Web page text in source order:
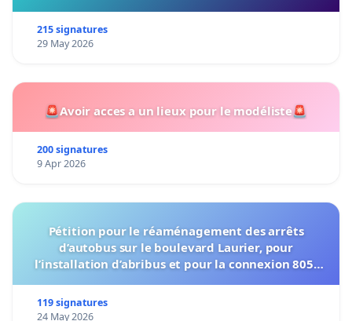
215 signatures
29 May 2026
🚨Avoir acces a un lieux pour le modéliste🚨
200 signatures
9 Apr 2026
Pétition pour le réaménagement des arrêts
d’autobus sur le boulevard Laurier, pour
l’installation d’abribus et pour la connexion 805-
119 signatures
24 May 2026